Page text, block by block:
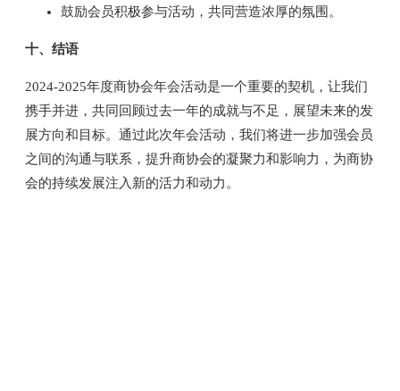
鼓励会员积极参与活动，共同营造浓厚的氛围。
十、结语
2024-2025年度商协会年会活动是一个重要的契机，让我们
携手并进，共同回顾过去一年的成就与不足，展望未来的发
展方向和目标。通过此次年会活动，我们将进一步加强会员
之间的沟通与联系，提升商协会的凝聚力和影响力，为商协
会的持续发展注入新的活力和动力。